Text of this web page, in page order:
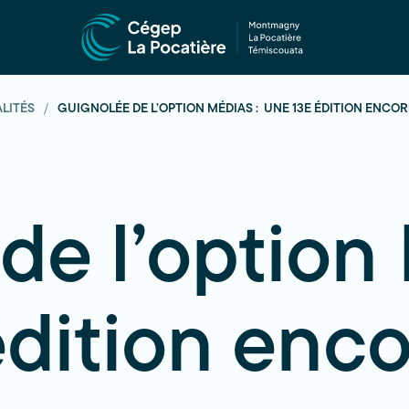
GUIGNOLÉE DE L’OPTION MÉDIAS : UNE 13E ÉDITION
l’option